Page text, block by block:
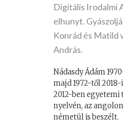
Digitális Irodalmi
elhunyt.
Konrád és Matild
András.
Nádasdy Ádám
majd 1972-től
2012-ben
nyelvén, az
németül is beszélt.